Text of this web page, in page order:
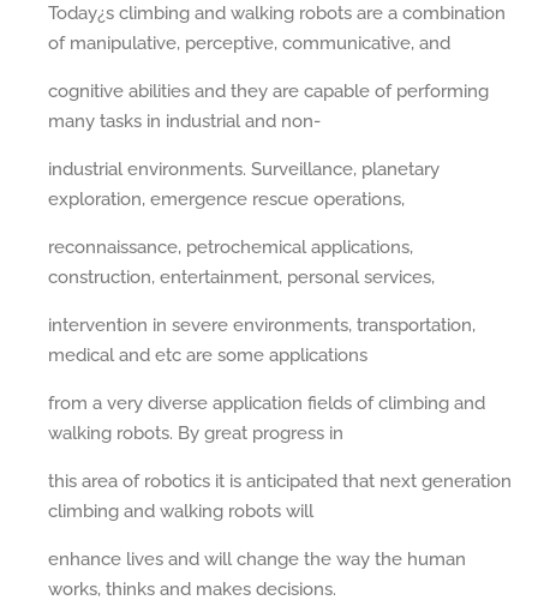
Today¿s climbing and walking robots are a combination
of manipulative, perceptive, communicative, and
cognitive abilities and they are capable of performing
many tasks in industrial and non-
industrial environments. Surveillance, planetary
exploration, emergence rescue operations,
reconnaissance, petrochemical applications,
construction, entertainment, personal services,
intervention in severe environments, transportation,
medical and etc are some applications
from a very diverse application fields of climbing and
walking robots. By great progress in
this area of robotics it is anticipated that next generation
climbing and walking robots will
enhance lives and will change the way the human
works, thinks and makes decisions.